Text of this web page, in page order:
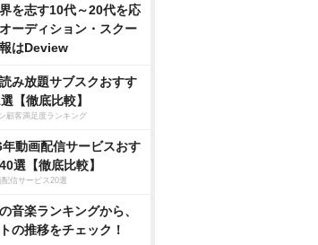
を志す10代～20代を応
ーディション・スクー
はDeview
み放題サブスクおすす
【徹底比較】
顧客満足度ランキング
動画配信サービスおす
選【徹底比較】
信サービス20選
音楽ランキングから、
の推移をチェック！